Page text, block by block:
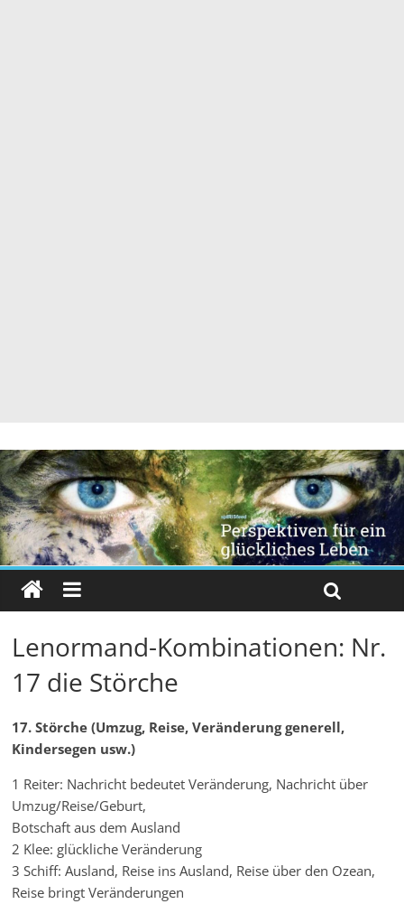
Lenormand-Kombinationen: Nr.
17 die Störche
17. Störche (Umzug, Reise, Veränderung generell,
Kindersegen usw.)
1 Reiter: Nachricht bedeutet Veränderung, Nachricht über
Umzug/Reise/Geburt,
Botschaft aus dem Ausland
2 Klee: glückliche Veränderung
3 Schiff: Ausland, Reise ins Ausland, Reise über den Ozean,
Reise bringt Veränderungen